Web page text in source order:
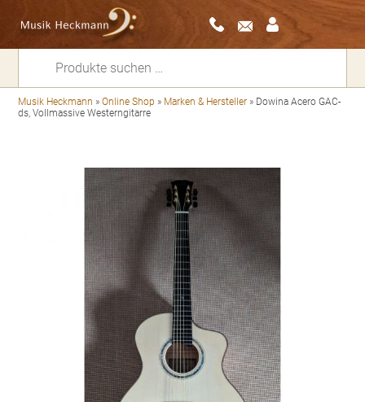
Musik Heckmann »Online Shop » Marken & Hersteller » Dowina Acero GAC-
ds, Vollmassive Westerngitarre